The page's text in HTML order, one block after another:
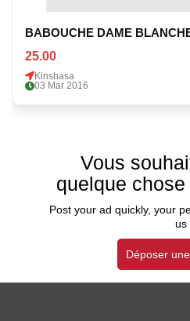
BABOUCHE DAME
25.00
Kinshasa
03 Mar 2016
Vous
quelque
Post your ad quickly, your
us
Déposer